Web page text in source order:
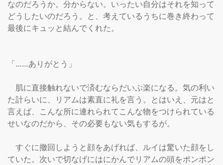
なのだろうか。分からない。いったい自分はそれを知って
どうしたいのだろう。と、考えているうちに巻き終わって
最後にキュッと結んでくれた。
「……ありがとう」
肌に直接触れないで済むならだいぶ楽になる。気の利い
た計らいに、リアムは素直に礼を言う。とはいえ、元はと
言えば、こんな所に連れられてこんな物をつけられている
せいなのだから、その必要もない気もするが。
すぐに撤回しようと顔をあげれば、ルイは驚いた顔をし
ていた。次いで切なげにはにかんでリアムの頭をポンポン